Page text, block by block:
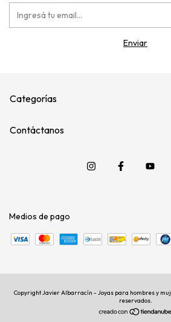
Categorías
Contáctanos
Medios de pago
Copyright Javier Albarracín - Joyas para hombres y
reservados.